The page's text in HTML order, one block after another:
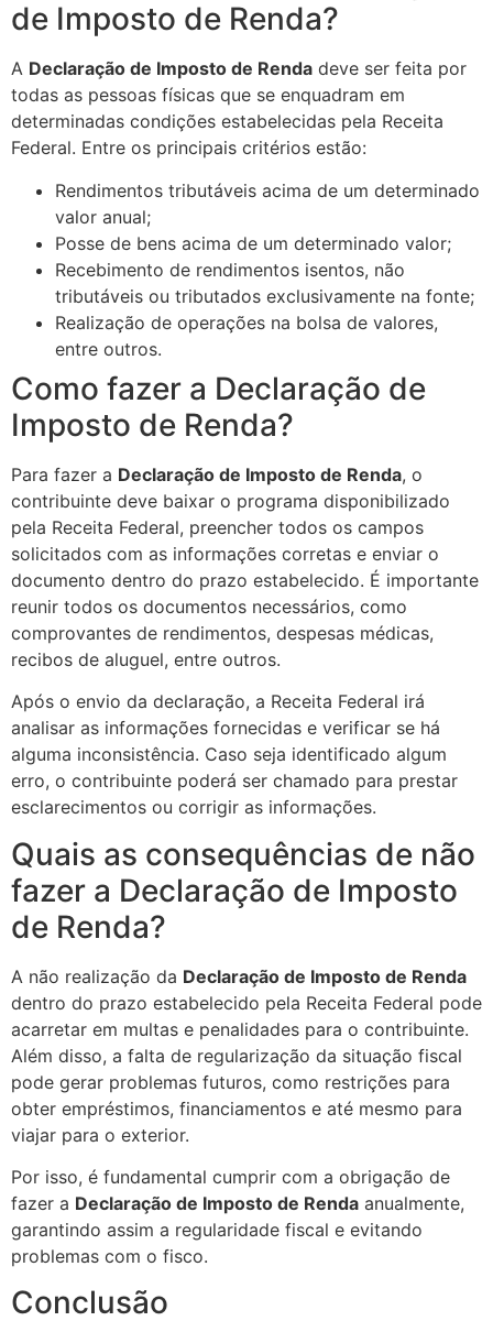
de Imposto de Renda?
A Declaração de Imposto de Renda deve ser feita por
todas as pessoas físicas que se enquadram em
determinadas condições estabelecidas pela Receita
Federal. Entre os principais critérios estão:
Rendimentos tributáveis acima de um determinado
valor anual;
Posse de bens acima de um determinado valor;
Recebimento de rendimentos isentos, não
tributáveis ou tributados exclusivamente na fonte;
Realização de operações na bolsa de valores,
entre outros.
Como fazer a Declaração de
Imposto de Renda?
Para fazer a Declaração de Imposto de Renda, o
contribuinte deve baixar o programa disponibilizado
pela Receita Federal, preencher todos os campos
solicitados com as informações corretas e enviar o
documento dentro do prazo estabelecido. É importante
reunir todos os documentos necessários, como
comprovantes de rendimentos, despesas médicas,
recibos de aluguel, entre outros.
Após o envio da declaração, a Receita Federal irá
analisar as informações fornecidas e verificar se há
alguma inconsistência. Caso seja identificado algum
erro, o contribuinte poderá ser chamado para prestar
esclarecimentos ou corrigir as informações.
Quais as consequências de não
fazer a Declaração de Imposto
de Renda?
A não realização da Declaração de Imposto de Renda
dentro do prazo estabelecido pela Receita Federal pode
acarretar em multas e penalidades para o contribuinte.
Além disso, a falta de regularização da situação fiscal
pode gerar problemas futuros, como restrições para
obter empréstimos, financiamentos e até mesmo para
viajar para o exterior.
Por isso, é fundamental cumprir com a obrigação de
fazer a Declaração de Imposto de Renda anualmente,
garantindo assim a regularidade fiscal e evitando
problemas com o fisco.
Conclusão